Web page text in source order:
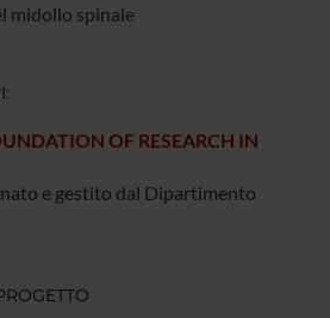
midollo spinale
OF RESEARCH IN
e gestito dal Dipartimento